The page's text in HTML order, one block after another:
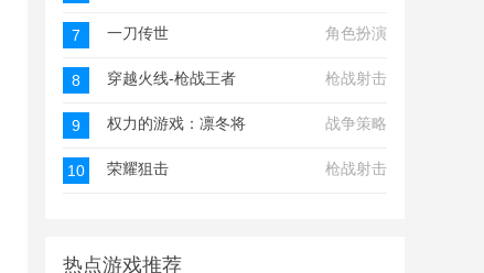
7 一刀传世 角色扮演
8 穿越火线-枪战王者 枪战射击
9 权力的游戏：凛冬将至 战争策略
10 荣耀狙击 枪战射击
热点游戏推荐